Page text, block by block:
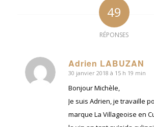
49
RÉPONSES
Adrien LABUZAN
dit
:
30 janvier 2018 à 15 h 19 min
Bonjour Michèle,
Je suis Adrien, je travaille
marque La Villageoise en